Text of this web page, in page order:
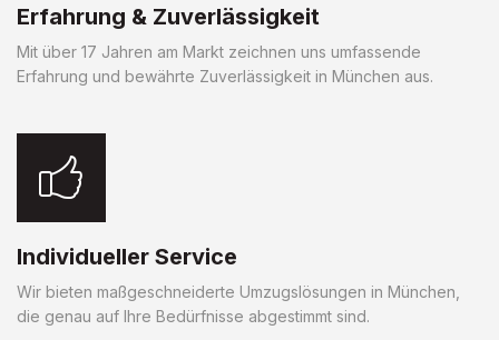
Erfahrung & Zuverlässigkeit
Mit über 17 Jahren am Markt zeichnen uns umfassende
Erfahrung und bewährte Zuverlässigkeit in München aus.
Individueller Service
Wir bieten maßgeschneiderte Umzugslösungen in München,
die genau auf Ihre Bedürfnisse abgestimmt sind.